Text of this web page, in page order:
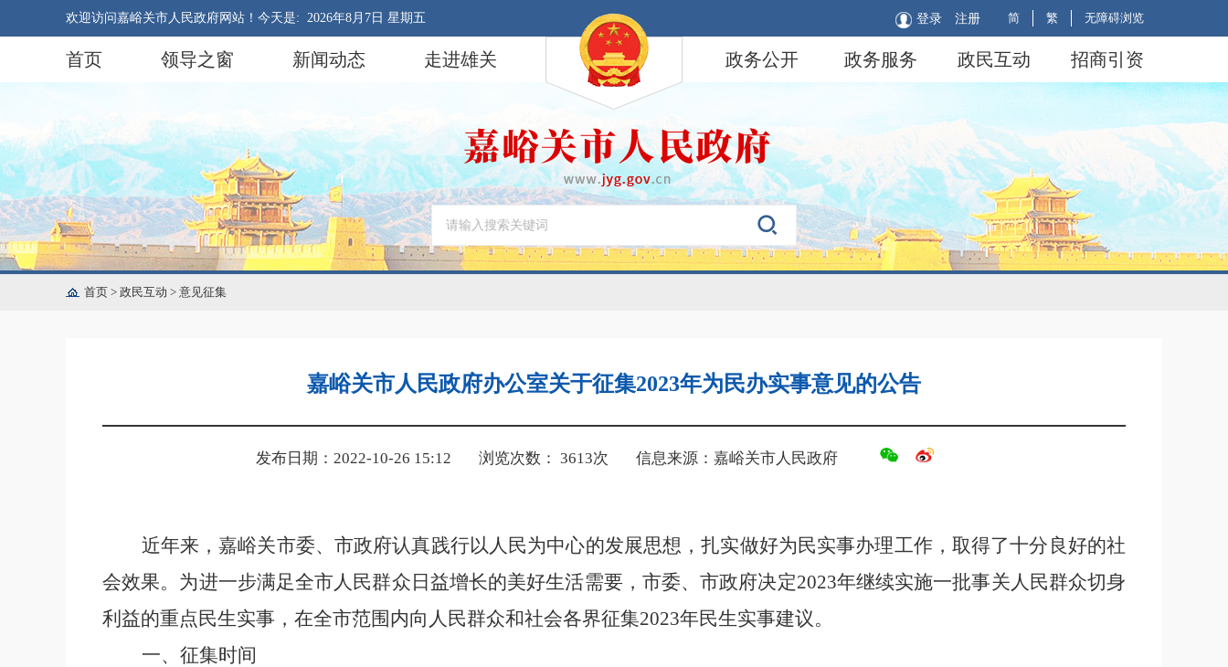
欢迎访问嘉峪关市人民政府网站！今天是: 2026年8月7日 星期五 简 繁 无障碍浏览
登录 注册
首页 领导之窗 新闻动态 走进雄关 政务公开 政务服务 政民互动 招商引资
首页 > 政民互动 > 意见征集
嘉峪关市人民政府办公室关于征集2023年为民办实事意见的公告
发布日期：2022-10-26 15:12 浏览次数： 3613次 信息来源：嘉峪关市人民政府
近年来，嘉峪关市委、市政府认真践行以人民为中心的发展思想，扎实做好为民实事办理工作，取得了十分良好的社
会效果。 为进一步满足全市人民群众 日益增长的美好生活需要， 市委、市政府决定2023年继续实施一批事关人民群众切身
利益的重点民生实事 ， 在全市范围内向人民群众和社会各界征集2023年民生实事建议。
一、征集时间